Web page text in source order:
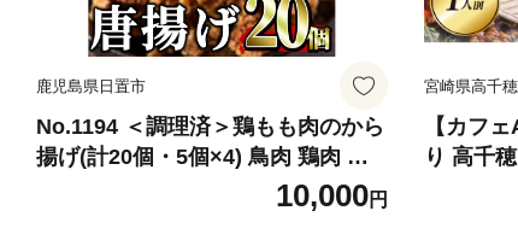
鹿児島県日置市
No.1194 ＜調理済＞鶏もも肉のから
揚げ(計20個・5個×4) 鳥肉 鶏肉 と
り肉 お肉 もも肉 唐揚げ 揚げ物 お
かず 冷凍 時短 時短調理 レンジ レ
10,000円
宮崎県高千
【カフ
り 高千
ス 宮崎
凍食品